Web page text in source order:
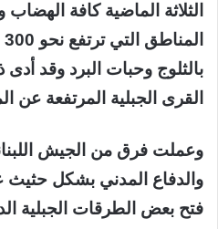
الثلاثة الماضية كافة
بالثلوج وحبات البرد وقد
القرى الجبلية المرتفعة عن
وعملت فرق من الجيش
والدفاع المدني بشكل
فتح بعض الطرقات الجبلية